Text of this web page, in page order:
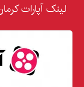
لینک آپارات